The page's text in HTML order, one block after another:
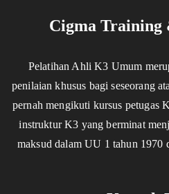
Cigma Training
Pelatihan Ahli K3 Umum
penilaian khusus bagi seseorang
pernah mengikuti kursus petugas
instruktur K3 yang berminat
maksud dalam UU 1 tahun 1970